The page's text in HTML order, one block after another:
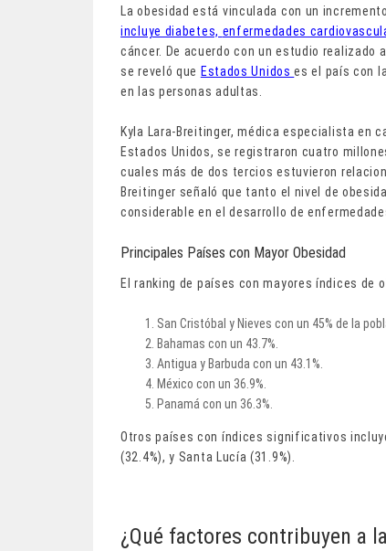
La obesidad está vinculada con un
incluye diabetes, enfermedades
cáncer. De acuerdo con un estudio realizado
se reveló que Estados Unidoses el país con
en las personas adultas.
Kyla Lara-Breitinger, médica especialista en
Estados Unidos, se registraron cuatro
cuales más de dos tercios estuvieron
Breitinger señaló que tanto el nivel de
considerable en el desarrollo de
Principales Países con Mayor Obesidad
El ranking de países con mayores índices de
San Cristóbal y Nieves con un 45% de la
Bahamas con un 43.7%.
Antigua y Barbuda con un 43.1%.
México con un 36.9%.
Panamá con un 36.3%.
Otros países con índices significativos
(32.4%), y Santa Lucía (31.9%).
¿Qué factores contribuyen a